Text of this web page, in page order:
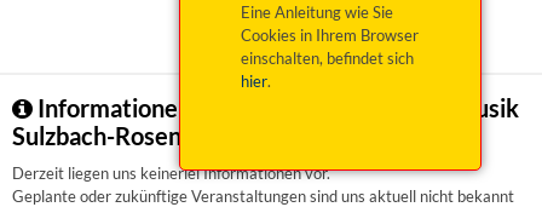
Eine Anleitung wie Sie
Cookies in Ihrem Browser
einschalten, befindet sich
hier.
Informationen zu Berufsfachschule für Musik
Sulzbach-Rosenberg
Derzeit liegen uns keinerlei Informationen vor.
Geplante oder zukünftige Veranstaltungen sind uns aktuell nicht bekannt